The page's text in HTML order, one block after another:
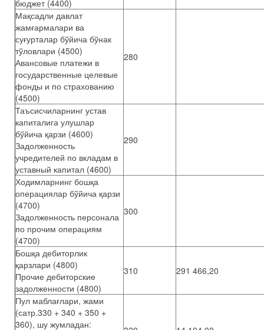
бюджет (4400)
Мақсадли давлат
жамғармалари ва
суғурталар бўйича бўнак
тўловлари (4500)
Авансовые платежи в
государственные целевые
фонды и по страхованию
(4500)
280
Таъсисчиларнинг устав
капиталига улушлар
бўйича қарзи (4600)
Задолженность
учредителей по вкладам в
уставный капитал (4600)
290
Ходимларнинг бошқа
операциялар бўйича қарзи
(4700)
Задолженность персонала
по прочим операциям
(4700)
300
Бошқа дебиторлик
қарзлари (4800)
Прочие дебиторские
задолженности (4800)
310 291 466,20
Пул маблағлари, жами
(сатр.330 + 340 + 350 +
360), шу жумладан: